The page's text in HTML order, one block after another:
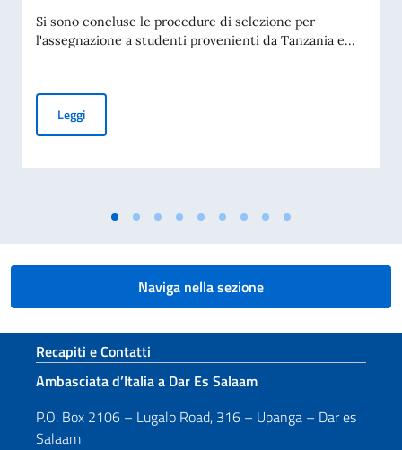
Si sono concluse le procedure di selezione per
l'assegnazione a studenti provenienti da Tanzania e...
LeggiPubblicazione graduatoria Borsa di studio offerte dal
Naviga nella sezione
Sezione footer
Recapiti e Contatti
Ambasciata d’Italia a Dar Es Salaam
P.O. Box 2106 – Lugalo Road, 316 – Upanga – Dar es
Salaam